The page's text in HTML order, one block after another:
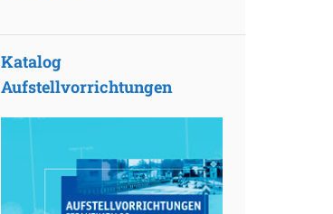
Katalog
Aufstellvorrichtungen